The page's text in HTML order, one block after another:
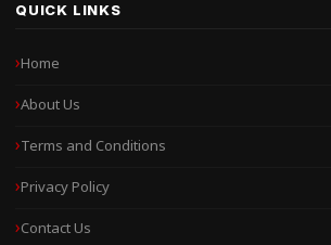
QUICK LINKS
Home
About Us
Terms and Conditions
Privacy Policy
Contact Us